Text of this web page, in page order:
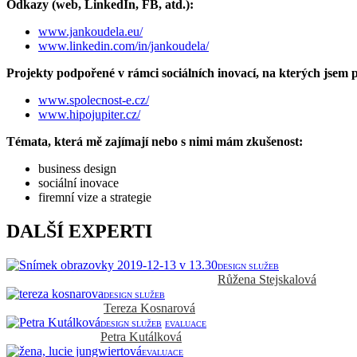
Odkazy (web, LinkedIn, FB, atd.):
www.jankoudela.eu/
www.linkedin.com/in/jankoudela/
Projekty podpořené v rámci sociálních inovací, na kterých jsem
www.spolecnost-e.cz/
www.hipojupiter.cz/
Témata, která mě zajímají nebo s nimi mám zkušenost:
business design
sociální inovace
firemní vize a strategie
DALŠÍ EXPERTI
DESIGN SLUŽEB
Růžena Stejskalová
DESIGN SLUŽEB
Tereza Kosnarová
DESIGN SLUŽEB EVALUACE
Petra Kutálková
EVALUACE